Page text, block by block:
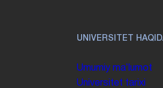
UNIVERSITET
Umumiy maʼlumot
Universitet tarixi